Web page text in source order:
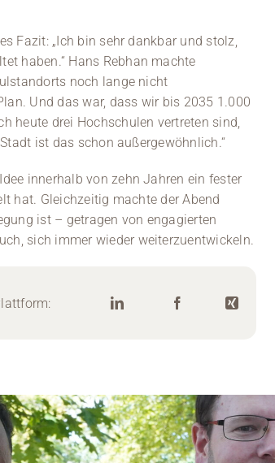
Fazit: „Ich bin sehr dankbar und stolz,
haben.“ Hans Rebhan machte
noch lange nicht
Und das war, dass wir bis 2035 1.000
heute drei Hochschulen vertreten sind,
ist das schon außergewöhnlich.“
innerhalb von zehn Jahren ein fester
hat. Gleichzeitig machte der Abend
ist – getragen von engagierten
sich immer wieder weiterzuentwickeln.